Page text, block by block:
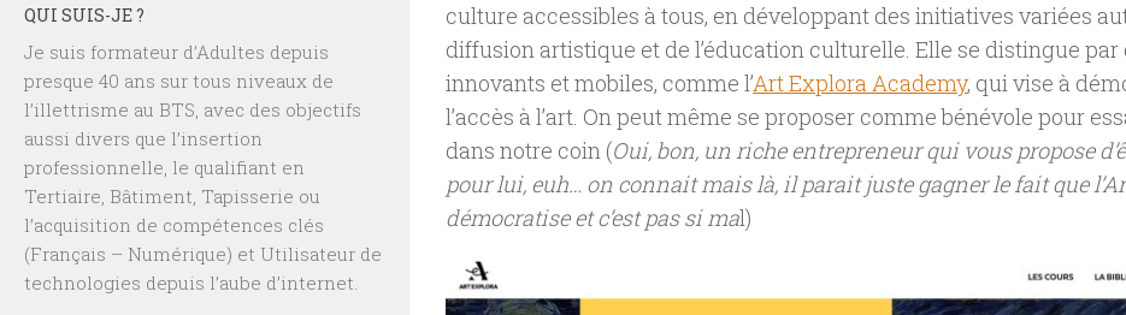
culture accessibles à tous, en développant des initiatives variées
diffusion artistique et de l’éducation culturelle. Elle se distingue par
innovants et mobiles, comme l’Art Explora Academy, qui vise à
l’accès à l’art. On peut même se proposer comme bénévole pour
dans notre coin (Oui, bon, un riche entrepreneur qui vous propose
pour lui, euh… on connait mais là, il parait juste gagner le fait que
démocratise et c’est pas si mal)
QUI SUIS-JE ?
Je suis formateur d’Adultes depuis
presque 40 ans sur tous niveaux de
l’illettrisme au BTS, avec des objectifs
aussi divers que l’insertion
professionnelle, le qualifiant en
Tertiaire, Bâtiment, Tapisserie ou
l’acquisition de compétences clés
(Français – Numérique) et Utilisateur de
technologies depuis l’aube d’internet.